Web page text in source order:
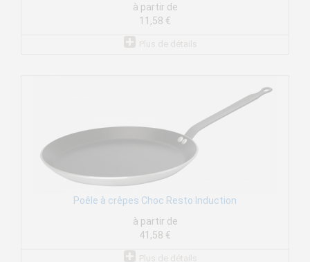
à partir de
11,58 €
Poêle à crêpes Choc Resto Induction
à partir de
41,58 €